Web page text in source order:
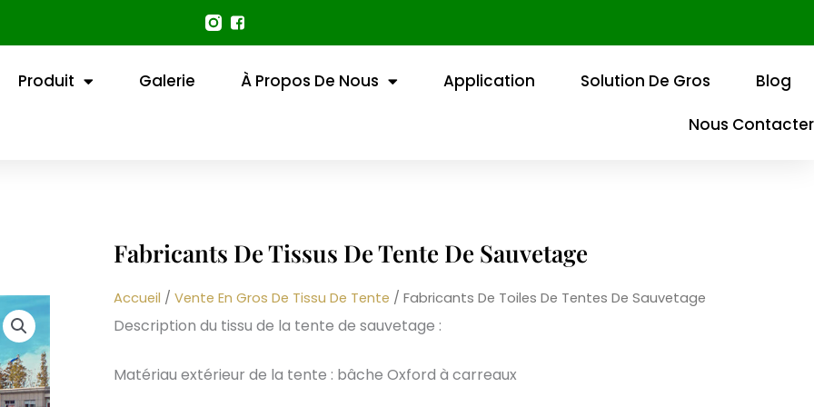
Produit Galerie À Propos De Nous Application Solution De Gros
Blog
Nous Contacter
Fabricants De Tissus De Tente De Sauvetage
Accueil / Vente En Gros De Tissu De Tente / Fabricants De Toiles De Tentes De Sauvetage
Description du tissu de la tente de sauvetage :
Matériau extérieur de la tente : bâche Oxford à carreaux